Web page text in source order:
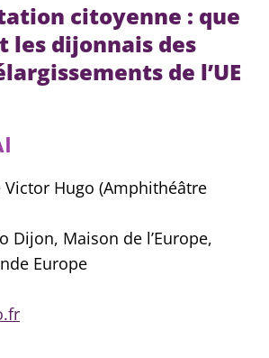
citoyenne : que
les dijonnais des
de l’UE
Victor Hugo (Amphithéâtre
Dijon, Maison de l’Europe,
Europe